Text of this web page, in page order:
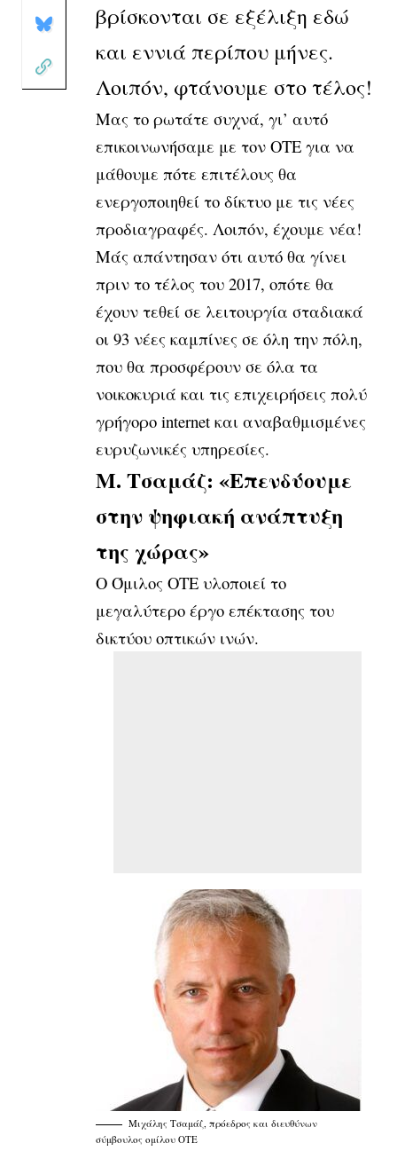
βρίσκονται σε εξέλιξη εδώ
και εννιά περίπου μήνες.
Λοιπόν, φτάνουμε στο τέλος!
Μας το ρωτάτε συχνά, γι’ αυτό
επικοινωνήσαμε με τον ΟΤΕ για να
μάθουμε πότε επιτέλους θα
ενεργοποιηθεί το δίκτυο με τις νέες
προδιαγραφές. Λοιπόν, έχουμε νέα!
Μάς απάντησαν ότι αυτό θα γίνει
πριν το τέλος του 2017, οπότε θα
έχουν τεθεί σε λειτουργία σταδιακά
οι 93 νέες καμπίνες σε όλη την πόλη,
που θα προσφέρουν σε όλα τα
νοικοκυριά και τις επιχειρήσεις πολύ
γρήγορο internet και αναβαθμισμένες
ευρυζωνικές υπηρεσίες.
Μ. Τσαμάζ: «Επενδύουμε
στην ψηφιακή ανάπτυξη
της χώρας»
O Όμιλος ΟΤΕ υλοποιεί το
μεγαλύτερο έργο επέκτασης του
δικτύου οπτικών ινών.
Μιχάλης Τσαμάζ, πρόεδρος και διευθύνων
σύμβουλος ομίλου ΟΤΕ